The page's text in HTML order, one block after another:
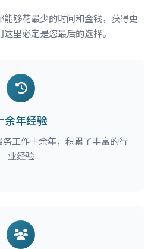
够花最少的时间和金钱，获得更
里必定是您最后的选择。
余年经验
工作十余年，积累了丰富的行
业经验